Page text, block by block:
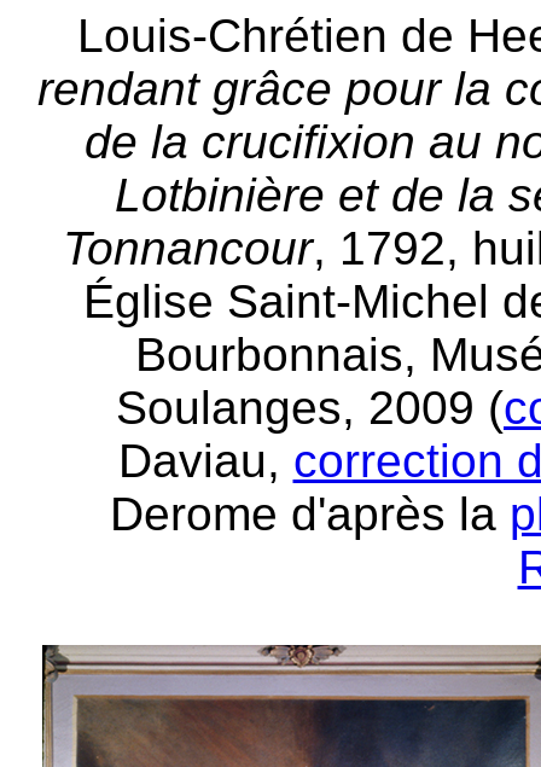
Louis-Chrétien de
rendant grâce pour la
de la crucifixion au
Lotbinière et de la
Tonnancour, 1792,
Église Saint-Michel
Bourbonnais,
Soulanges, 2009 (
Daviau, correction
Derome d'après la